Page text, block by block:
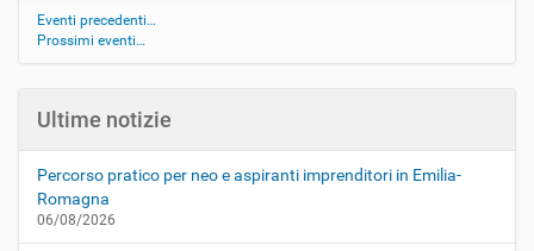
Eventi precedenti…
Prossimi eventi…
Ultime notizie
Percorso pratico per neo e aspiranti imprenditori in Emilia-
Romagna
06/08/2026